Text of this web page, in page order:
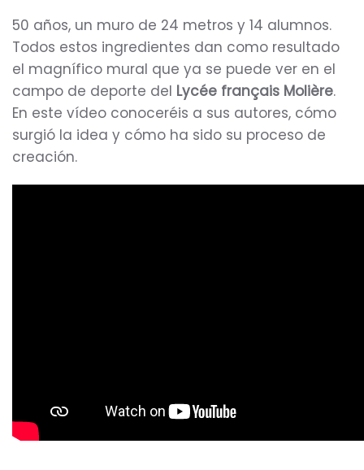
50 años, un muro de 24 metros y 14 alumnos.
Todos estos ingredientes dan como resultado
el magnífico mural que ya se puede ver en el
campo de deporte del Lycée français Molière.
En este vídeo conoceréis a sus autores, cómo
surgió la idea y cómo ha sido su proceso de
creación.